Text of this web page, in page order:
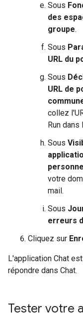
Sous
des
groupe.
Sous
URL du
Sous
URL de
collez
Run dans
Sous
votre
mail.
Sous
erreurs
Cliquez sur
L'application Chat
répondre dans Chat.
Tester votre